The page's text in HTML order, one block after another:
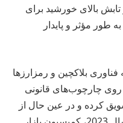
تابش بالای خورشید برای
طور مؤثر و پایدار
بلاکچین و رمزارزها
روی چارچوب‌های قانونی
کرده و در عین حال از